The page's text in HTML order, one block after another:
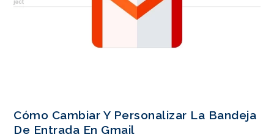
Cómo Cambiar Y Personalizar La Bandeja
De Entrada En Gmail